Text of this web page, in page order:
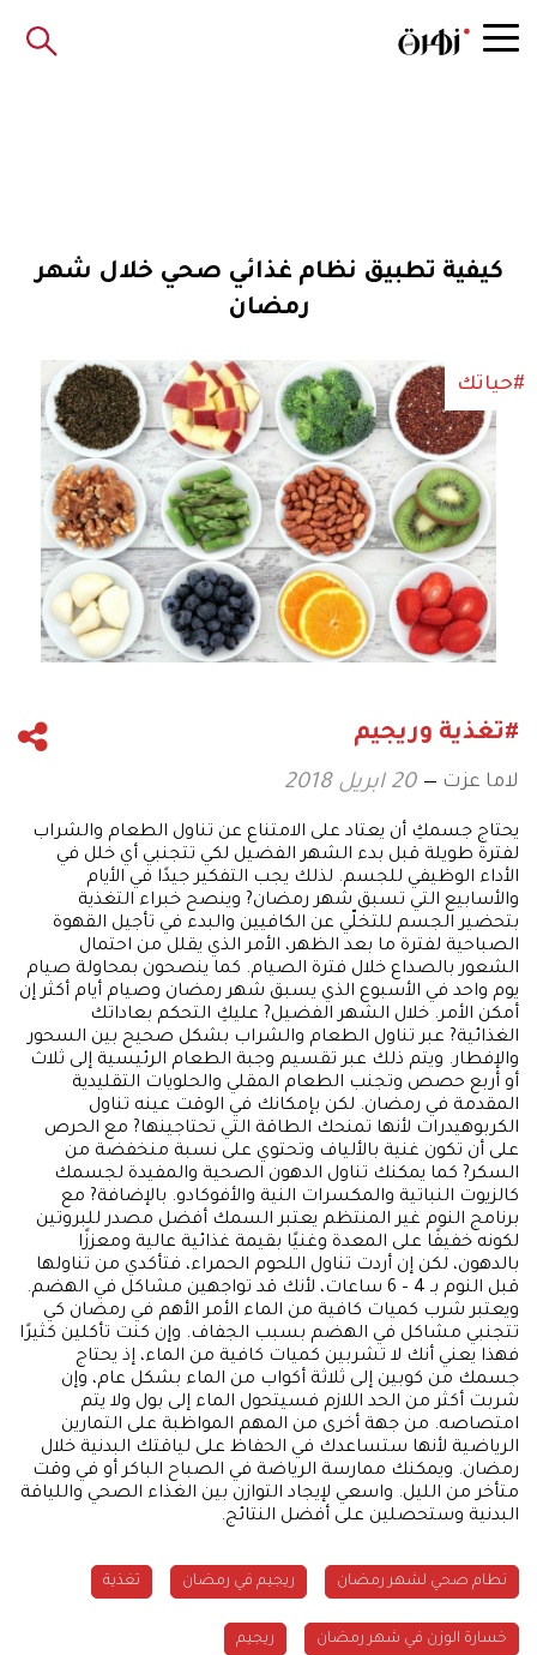
كيفية تطبيق نظام غذائي صحي خلال شهر
رمضان
#حياتك
#تغذية وريجيم
لاما عزت 20 ابريل 2018
يحتاج جسمكِ أن يعتاد على الامتناع عن تناول الطعام والشراب
لفترة طويلة قبل بدء الشهر الفضيل لكي تتجنبي أي خلل في
الأداء الوظيفي للجسم. لذلك يجب التفكير جيدًا في الأيام
والأسابيع التي تسبق شهر رمضان? وينصح خبراء التغذية
بتحضير الجسم للتخلّي عن الكافيين والبدء في تأجيل القهوة
الصباحية لفترة ما بعد الظهر، الأمر الذي يقلل من احتمال
الشعور بالصداع خلال فترة الصيام. كما ينصحون بمحاولة صيام
يوم واحد في الأسبوع الذي يسبق شهر رمضان وصيام أيام أكثر إن
أمكن الأمر. خلال الشهر الفضيل? عليكِ التحكم بعاداتك
الغذائية? عبر تناول الطعام والشراب بشكل صحيح بين السحور
والإفطار. ويتم ذلك عبر تقسيم وجبة الطعام الرئيسية إلى ثلاث
أو أربع حصص وتجنب الطعام المقلي والحلويات التقليدية
المقدمة في رمضان. لكن بإمكانك في الوقت عينه تناول
الكربوهيدرات لأنها تمنحك الطاقة التي تحتاجينها? مع الحرص
على أن تكون غنية بالألياف وتحتوي على نسبة منخفضة من
السكر? كما يمكنك تناول الدهون الصحية والمفيدة لجسمك
كالزيوت النباتية والمكسرات النية والأفوكادو. بالإضافة? مع
برنامج النوم غير المنتظم يعتبر السمك أفضل مصدر للبروتين
لكونه خفيفًا على المعدة وغنيًا بقيمة غذائية عالية ومعززًا
بالدهون، لكن إن أردت تناول اللحوم الحمراء، فتأكدي من تناولها
قبل النوم بـ 4 – 6 ساعات، لأنك قد تواجهين مشاكل في الهضم.
ويعتبر شرب كميات كافية من الماء الأمر الأهم في رمضان كي
تتجنبي مشاكل في الهضم بسبب الجفاف. وإن كنت تأكلين كثيرًا
فهذا يعني أنك لا تشربين كميات كافية من الماء، إذ يحتاج
جسمك من كوبين إلى ثلاثة أكواب من الماء بشكل عام، وإن
شربت أكثر من الحد اللازم فسيتحول الماء إلى بول ولا يتم
امتصاصه. من جهة أخرى من المهم المواظبة على التمارين
الرياضية لأنها ستساعدك في الحفاظ على لياقتك البدنية خلال
رمضان. ويمكنك ممارسة الرياضة في الصباح الباكر أو في وقت
متأخر من الليل. واسعي لإيجاد التوازن بين الغذاء الصحي واللياقة
البدنية وستحصلين على أفضل النتائج.
نطام صحي لشهر رمضان ريجيم في رمضان تغذية
خسارة الوزن في شهر رمضان ريجيم